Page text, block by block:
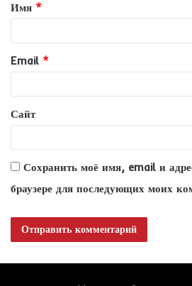
а
и
й
*
Имя *
Email *
Сайт
Сохранить моё имя, email и
браузере для последующих моих